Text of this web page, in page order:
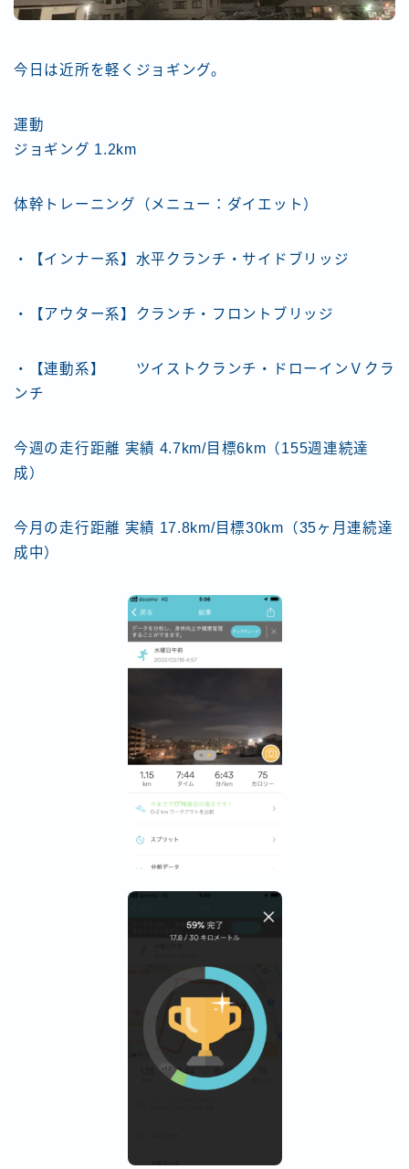
今日は近所を軽くジョギング。
運動
ジョギング 1.2km
体幹トレーニング（メニュー：ダイエット）
・【インナー系】水平クランチ・サイドブリッジ
・【アウター系】クランチ・フロントブリッジ
・【連動系】 ツイストクランチ・ドローインＶクラ
ンチ
今週の走行距離 実績 4.7km/目標6km（155週連続達
成）
今月の走行距離 実績 17.8km/目標30km（35ヶ月連続達
成中）